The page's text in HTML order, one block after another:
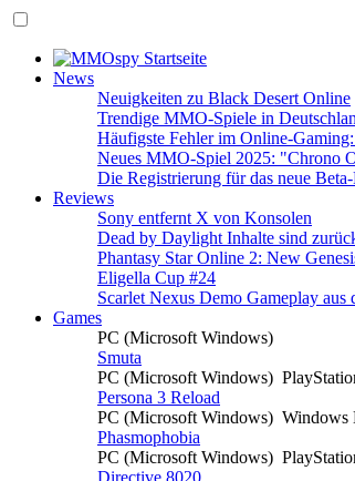
News
Neuigkeiten zu Black Desert Online
Trendige MMO-Spiele in
Häufigste Fehler im Online-
Neues MMO-Spiel 2025: "Chrono
Die Registrierung für das neue
Reviews
Sony entfernt X von Konsolen
Dead by Daylight Inhalte sind
Phantasy Star Online 2: New
Eligella Cup #24
Scarlet Nexus Demo Gameplay
Games
PC (Microsoft Windows)
Smuta
PC (Microsoft Windows)
Persona 3 Reload
PC (Microsoft Windows) Windows
Phasmophobia
PC (Microsoft Windows)
Directive 8020